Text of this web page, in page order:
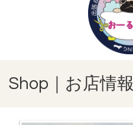
Shop｜お店情報